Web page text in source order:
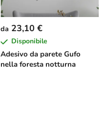
Adesivo da parete Gufo
nella foresta notturna
da 23,10 €
Disponibile